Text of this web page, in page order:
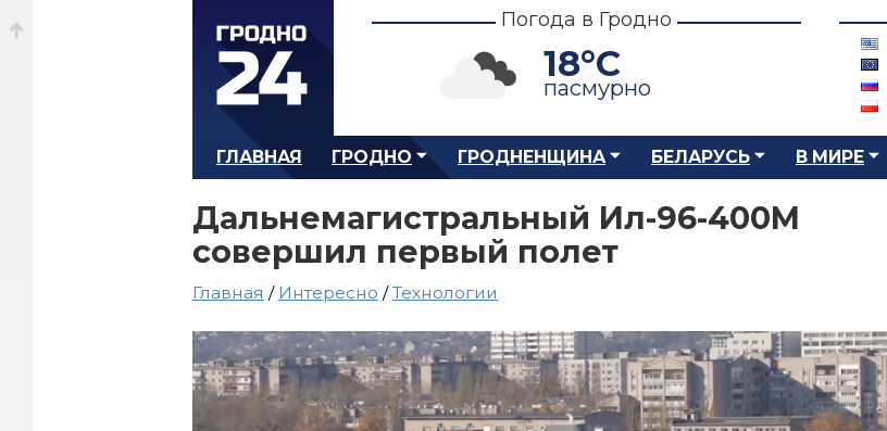
Погода в Гродно
18°C
пасмурно
ГЛАВНАЯ ГРОДНО ГРОДНЕНЩИНА БЕЛАРУСЬ В МИРЕ
Дальнемагистральный Ил-96-400М
совершил первый полет
Главная / Интересно /Технологии